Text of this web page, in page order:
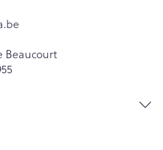
Beaucourt